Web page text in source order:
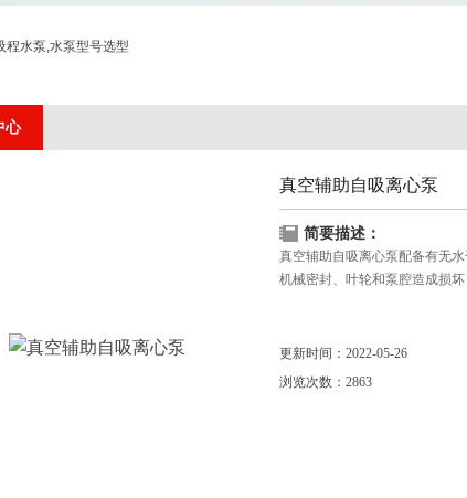
程水泵,水泵型号选型
心
真空辅助自吸离心泵
简要描述：
真空辅助自吸离心泵配备有无
机械密封、叶轮和泵腔造成损坏
更新时间：2022-05-26
浏览次数：2863